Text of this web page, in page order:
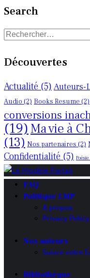
Search
Rechercher :
Découvertes
Actualité(5)Auteurs-
Audio (2) Books Resume (2)
conversions
(19) Ma vie à
(13) Nos partenaires (2)
Confidentialité(5) Poésie
FAQ
Politique LMP
A propos
Privacy Policy
Nos auteurs
Suivre votre
Bibliothèque